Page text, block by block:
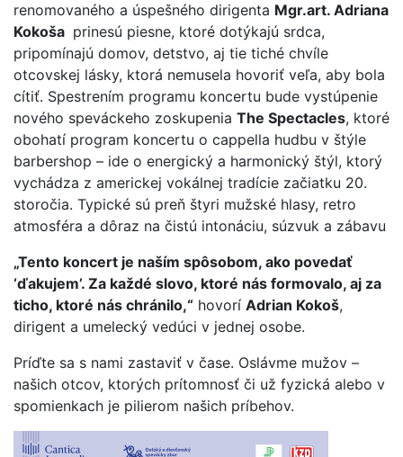
renomovaného a úspešného dirigenta Mgr.art. Adriana
Kokoša prinesú piesne, ktoré dotýkajú srdca,
pripomínajú domov, detstvo, aj tie tiché chvíle
otcovskej lásky, ktorá nemusela hovoriť veľa, aby bola
cítiť. Spestrením programu koncertu bude vystúpenie
nového speváckeho zoskupenia The Spectacles, ktoré
obohatí program koncertu o cappella hudbu v štýle
barbershop – ide o energický a harmonický štýl, ktorý
vychádza z americkej vokálnej tradície začiatku 20.
storočia. Typické sú preň štyri mužské hlasy, retro
atmosféra a dôraz na čistú intonáciu, súzvuk a zábavu
„Tento koncert je naším spôsobom, ako povedať
‘ďakujem’. Za každé slovo, ktoré nás formovalo, aj za
ticho, ktoré nás chránilo,“ hovorí Adrian Kokoš,
dirigent a umelecký vedúci v jednej osobe.
Príďte sa s nami zastaviť v čase. Oslávme mužov –
našich otcov, ktorých prítomnosť či už fyzická alebo v
spomienkach je pilierom našich príbehov.